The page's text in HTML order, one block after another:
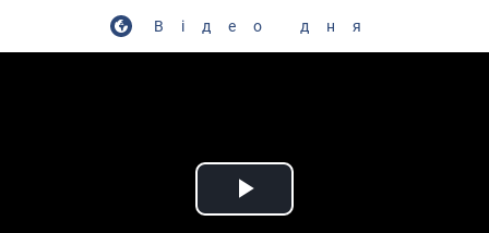
Відео дня
Play Video